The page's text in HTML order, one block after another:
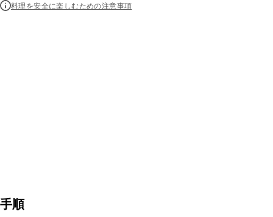
料理を安全に楽しむための注意事項
手順